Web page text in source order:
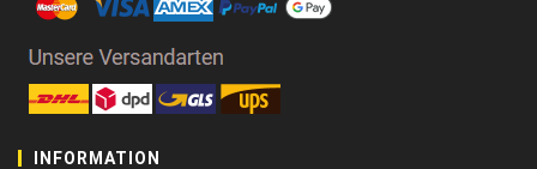
INFORMATION